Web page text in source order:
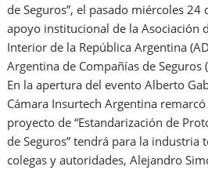
de Seguros”, el pasado miércoles
apoyo institucional de la Asociación
Interior de la República Argentina
Argentina de Compañías de Seguros
En la apertura del evento Alberto
Cámara Insurtech Argentina
proyecto de “Estandarización de
de Seguros” tendrá para la industria
colegas y autoridades, Alejandro